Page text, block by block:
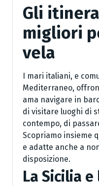
Gli
migliori
vela
I mari italiani, e
Mediterraneo,
ama navigare in
di visitare luoghi di
contempo, di
Scopriamo insieme
e adatte anche a
disposizione.
La Sicilia